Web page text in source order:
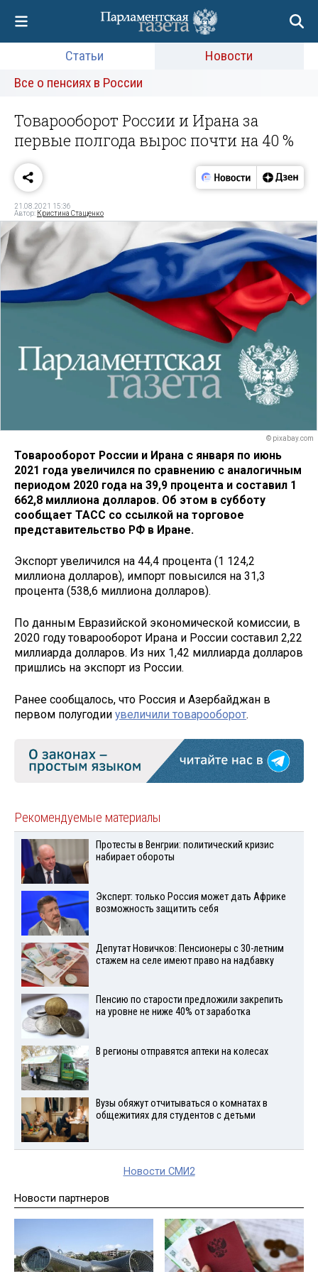
Статьи
Новости
Все о пенсиях в России
Товарооборот России и Ирана за
первые полгода вырос почти на 40 %
21.08.2021 15:36
Автор: Кристина Стащенко
© pixabay.com
Товарооборот России и Ирана с января по июнь
2021 года увеличился по сравнению с аналогичным
периодом 2020 года на 39,9 процента и составил 1
662,8 миллиона долларов. Об этом в субботу
сообщает ТАСС со ссылкой на торговое
представительство РФ в Иране.
Экспорт увеличился на 44,4 процента (1 124,2
миллиона долларов), импорт повысился на 31,3
процента (538,6 миллиона долларов).
По данным Евразийской экономической комиссии, в
2020 году товарооборот Ирана и России составил 2,22
миллиарда долларов. Из них 1,42 миллиарда долларов
пришлись на экспорт из России.
Ранее сообщалось, что Россия и Азербайджан в
первом полугодии увеличили товарооборот.
Рекомендуемые материалы
Протесты в Венгрии: политический кризис
набирает обороты
Эксперт: только Россия может дать Африке
возможность защитить себя
Депутат Новичков: Пенсионеры с 30-летним
стажем на селе имеют право на надбавку
Пенсию по старости предложили закрепить
на уровне не ниже 40% от заработка
В регионы отправятся аптеки на колесах
Вузы обяжут отчитываться о комнатах в
общежитиях для студентов с детьми
Новости СМИ2
Новости партнеров